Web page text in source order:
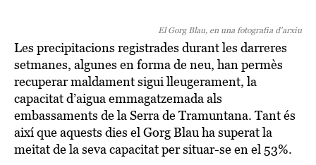
El Gorg Blau, en una fotografia d'arxiu
Les precipitacions registrades durant les darreres
setmanes, algunes en forma de neu, han permès
recuperar maldament sigui lleugerament, la
capacitat d’aigua emmagatzemada als
embassaments de la Serra de Tramuntana. Tant és
així que aquests dies el Gorg Blau ha superat la
meitat de la seva capacitat per situar-se en el 53%.